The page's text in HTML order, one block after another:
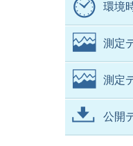
環境
測定
測定
公開